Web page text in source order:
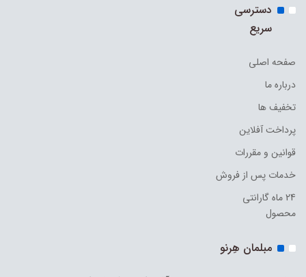
دسترسی
سریع
صفحه اصلی
درباره ما
تخفیف ها
پرداخت آفلاین
قوانین و مقررات
خدمات پس از فروش
24 ماه گارانتی
محصول
مبلمان هِرنو